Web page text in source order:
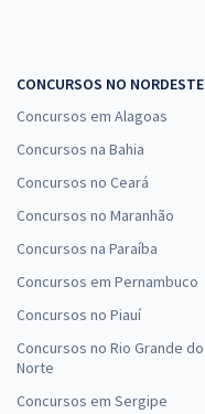
CONCURSOS NO NORDESTE
Concursos em Alagoas
Concursos na Bahia
Concursos no Ceará
Concursos no Maranhão
Concursos na Paraíba
Concursos em Pernambuco
Concursos no Piauí
Concursos no Rio Grande do
Norte
Concursos em Sergipe